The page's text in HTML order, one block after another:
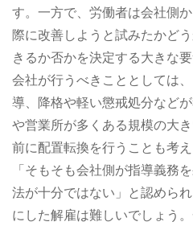
す。一方で、労働者は会社側
際に改善しようと試みたかど
きるか否かを決定する大きな要
会社が行うべきこととしては
導、降格や軽い懲戒処分など
や営業所が多くある規模の大
前に配置転換を行うことも考え
「そもそも会社側が指導義務
法が十分ではない」と認めら
にした解雇は難しいでしょう